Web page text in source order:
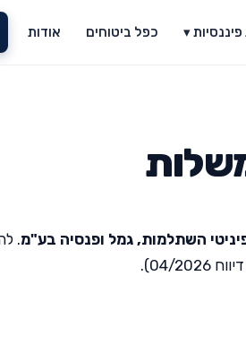
▾ כפל ביטוחים אודות
השתלמות, גמל ופנסיה בע"מ.